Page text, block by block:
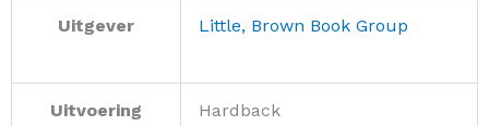
Uitgever Little, Brown Book Group
Uitvoering Hardback